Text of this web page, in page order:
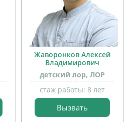
Жаворонков Алексей
Владимирович
детский лор, ЛОР
стаж работы: 8 лет
Вызвать